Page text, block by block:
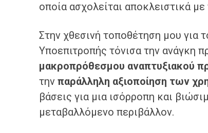
οποία ασχολείται αποκλειστικά
Στην χθεσινή τοποθέτηση μου για
Υποεπιτροπής τόνισα την ανάγκη
μακροπρόθεσμου αναπτυξιακού
την παράλληλη αξιοποίηση των
βάσεις για μια ισόρροπη και
μεταβαλλόμενο περιβάλλον.